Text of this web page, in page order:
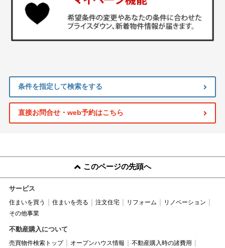
条件を指定して検索をする
直接お問合せ・web予約はこちら
このページの先頭へ
サービス
住まいを買う 住まいを売る 注文住宅 リフォーム
リノベーション
その他事業
不動産購入について
売買物件検索トップ オープンハウス情報
不動産購入時の諸費用